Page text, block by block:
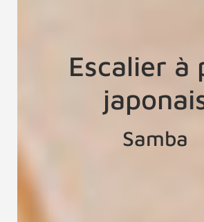
Escalier à
Samba